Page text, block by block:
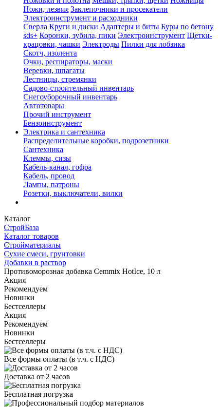
Ножи, лезвия Заклепочники и просекатели
Электроинструмент и расходники
Сверла Круги и диски Адаптеры и биты Буры по бетону
sds+ Коронки, зубила, пики Электроинструмент Щетки-
крацовки, чашки Электроды Пилки для лобзика
Скотч, изолента
Очки, респираторы, маски
Веревки, шпагаты
Лестницы, стремянки
Садово-строительный инвентарь
Снегоуборочный инвентарь
Автотовары
Прочий инструмент
Бензоинструмент
Электрика и сантехника
Распределительные коробки, подрозетники
Сантехника
Клеммы, сизы
Кабель-канал, гофра
Кабель, провод
Лампы, патроны
Розетки, выключатели, вилки
Каталог
СтройБаза
Каталог товаров
Стройматериалы
Сухие смеси, грунтовки
Добавки в раствор
Противоморозная добавка Cemmix HotIce, 10 л
Акция
Рекомендуем
Новинки
Бестселлеры
Акция
Рекомендуем
Новинки
Бестселлеры
Все формы оплаты (в т.ч. с НДС)
Доставка от 2 часов
Бесплатная погрузка